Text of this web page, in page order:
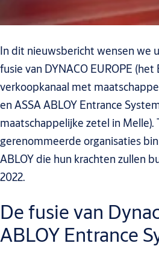
In dit nieuwsbericht wensen we
fusie van DYNACO EUROPE
verkoopkanaal met
en ASSA ABLOY Entrance
maatschappelijke zetel in
gerenommeerde organisaties
ABLOY die hun krachten zullen
2022.
De fusie van
ABLOY Entrance